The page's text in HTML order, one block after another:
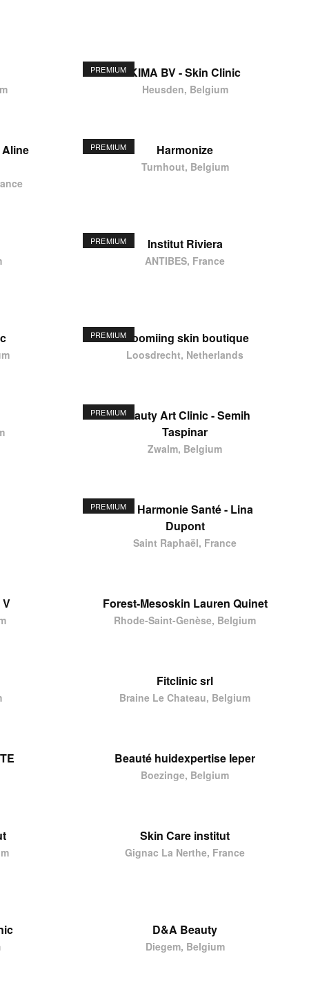
PREMIUM KIMA BV - Skin Clinic
Heusden, Belgium
PREMIUM Harmonize
Turnhout, Belgium
PREMIUM Institut Riviera
ANTIBES, France
PREMIUMBloomiing skin boutique
Loosdrecht, Netherlands
PREMIUMBeauty Art Clinic - Semih
Taspinar
Zwalm, Belgium
PREMIUMSte Harmonie Santé - Lina
Dupont
Saint Raphaël, France
Forest-Mesoskin Lauren Quinet
Rhode-Saint-Genèse, Belgium
Fitclinic srl
Braine Le Chateau, Belgium
Beauté huidexpertise Ieper
Boezinge, Belgium
Skin Care institut
Gignac La Nerthe, France
D&A Beauty
Diegem, Belgium